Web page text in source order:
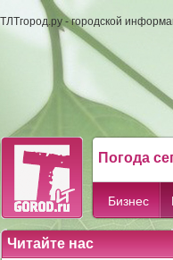
ТЛТгород.ру - городской
Погода
Бизнес
Читайте нас